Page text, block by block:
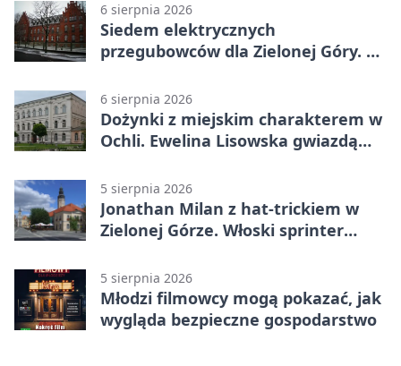
6 sierpnia 2026
Siedem elektrycznych
przegubowców dla Zielonej Góry. To
6 sierpnia 2026
Dożynki z miejskim charakterem w
Ochli. Ewelina Lisowska gwiazdą
5 sierpnia 2026
Jonathan Milan z hat-trickiem w
Zielonej Górze. Włoski sprinter
5 sierpnia 2026
Młodzi filmowcy mogą pokazać, jak
wygląda bezpieczne gospodarstwo